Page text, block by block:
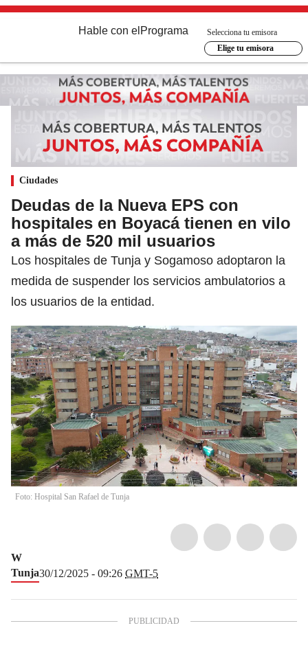
Hable con el Programa
Selecciona tu emisora
Elige tu emisora
Ciudades
Deudas de la Nueva EPS con
hospitales en Boyacá tienen en vilo
a más de 520 mil usuarios
Los hospitales de Tunja y Sogamoso adoptaron la
medida de suspender los servicios ambulatorios a
los usuarios de la entidad.
Foto: Hospital San Rafael de Tunja
W
Tunja30/12/2025 - 09:26 GMT-5